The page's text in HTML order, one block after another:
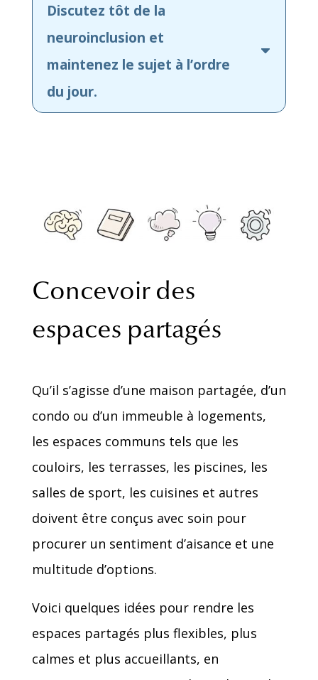
Discutez tôt de la
neuroinclusion et
maintenez le sujet à l’ordre
du jour.
Concevoir des
espaces partagés
Qu’il s’agisse d’une maison partagée, d’un
condo ou d’un immeuble à logements,
les espaces communs tels que les
couloirs, les terrasses, les piscines, les
salles de sport, les cuisines et autres
doivent être conçus avec soin pour
procurer un sentiment d’aisance et une
multitude d’options.
Voici quelques idées pour rendre les
espaces partagés plus flexibles, plus
calmes et plus accueillants, en